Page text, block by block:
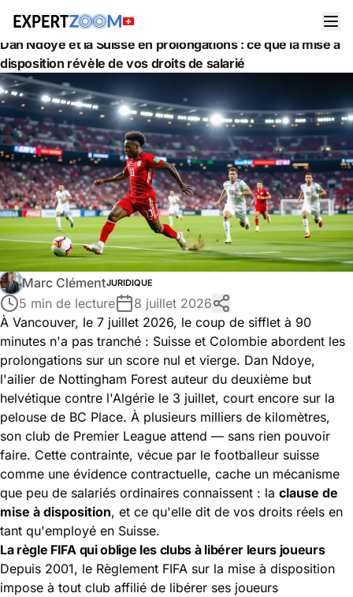
Actualités
Juridique
Dan Ndoye et la Suisse en prolongations : ce que la mise à
disposition révèle de vos droits de salarié
Marc ClémentJURIDIQUE
5 min de lecture
8 juillet 2026
À Vancouver, le 7 juillet 2026, le coup de sifflet à 90
minutes n'a pas tranché : Suisse et Colombie abordent les
prolongations sur un score nul et vierge. Dan Ndoye,
l'ailier de Nottingham Forest auteur du deuxième but
helvétique contre l'Algérie le 3 juillet, court encore sur la
pelouse de BC Place. À plusieurs milliers de kilomètres,
son club de Premier League attend — sans rien pouvoir
faire. Cette contrainte, vécue par le footballeur suisse
comme une évidence contractuelle, cache un mécanisme
que peu de salariés ordinaires connaissent : la clause de
mise à disposition, et ce qu'elle dit de vos droits réels en
tant qu'employé en Suisse.
La règle FIFA qui oblige les clubs à libérer leurs joueurs
Depuis 2001, le Règlement FIFA sur la mise à disposition
impose à tout club affilié de libérer ses joueurs